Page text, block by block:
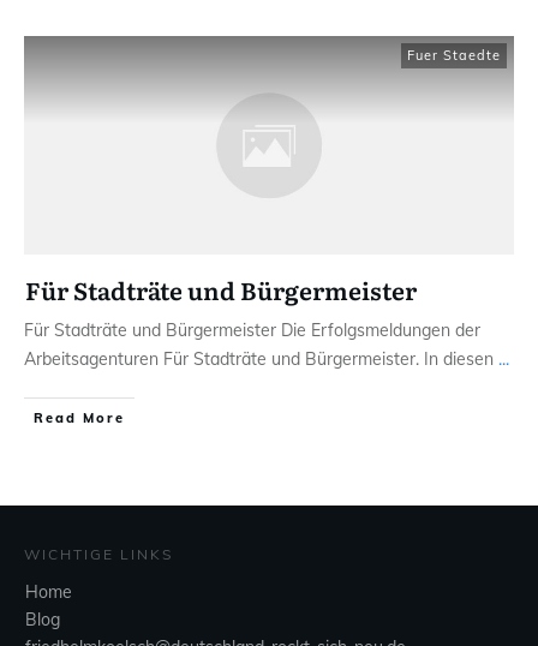
Fuer Staedte
Für Stadträte und Bürgermeister
Für Stadträte und Bürgermeister Die Erfolgsmeldungen der
Arbeitsagenturen Für Stadträte und Bürgermeister. In diesen ...
Read More
WICHTIGE LINKS
Home
Blog